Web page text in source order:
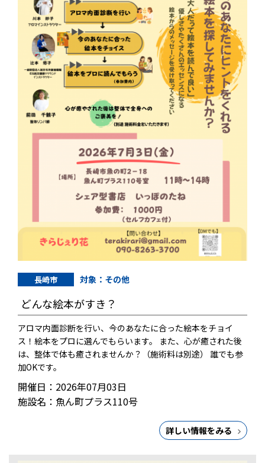
長崎市 対象：その他
どんな絵本がすき？
アロマ内面診断を行い、今のあなたに合った絵本をチョイ
ス！絵本をプロに選んでもらいます。 また、心が癒された後
は、整体で体も癒されませんか？（施術料は別途） 誰でも参
加OKです。
開催日：2026年07月03日
施設名：魚ん町プラス110号
詳しい情報をみる